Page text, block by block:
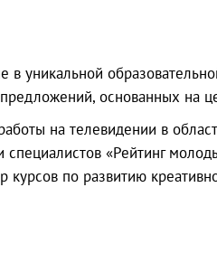
в уникальной
основанных на
на телевидении в
«Рейтинг
курсов по развитию